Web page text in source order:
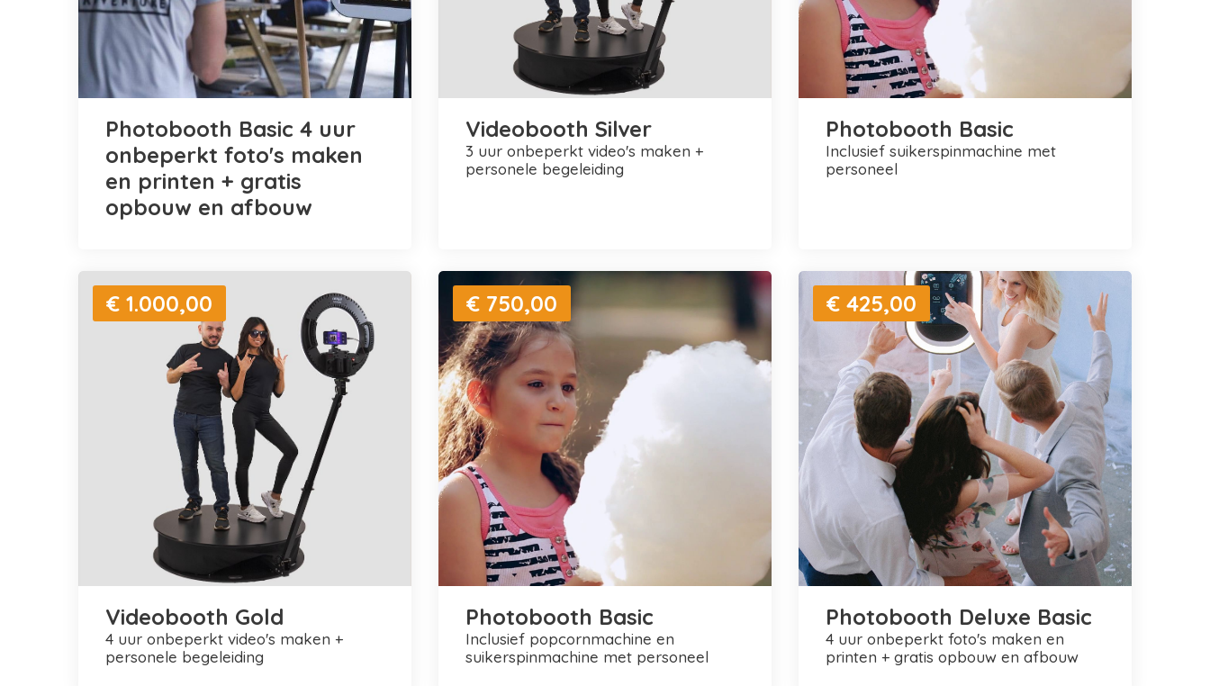
Photobooth Basic 4 uur
onbeperkt foto's maken
en printen + gratis
opbouw en afbouw
Videobooth Silver
3 uur onbeperkt video's maken +
personele begeleiding
Photobooth Basic
inclusief suikerspinmachine met
personeel
€ 1.000,00
Videobooth Gold
4 uur onbeperkt video's maken +
personele begeleiding
€ 750,00
Photobooth Basic
inclusief popcornmachine en
suikerspinmachine met personeel
€ 425,00
Photobooth Deluxe Basic
4 uur onbeperkt foto's maken en
printen + gratis opbouw en afbouw